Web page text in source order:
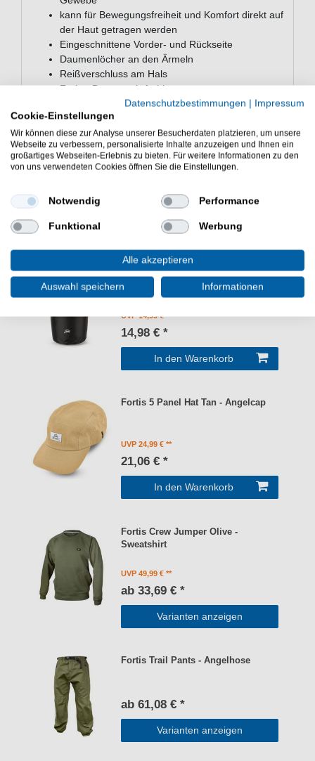
kann für Bewegungsfreiheit und Komfort direkt auf
der Haut getragen werden
Eingeschnittene Vorder- und Rückseite
Daumenlöcher an den Ärmeln
Reißverschluss am Hals
Farbe: Braun mehrfarbig
Material: 89% Polyester, 11% Elasthan
Das Fortis Elements Top Angelshirt ist neine gute Wahl
bei der Angelei auf Raubfische & Friedfische. Gute
Angelbekleidung für kalte Angeltage.
WEITERE INTERESSANTE ARTIKEL
Fortis Recce Dry Sack -
Angeltasche
UVP 14,99 €
14,98 € *
In den Warenkorb
Fortis 5 Panel Hat Tan - Angelcap
UVP 24,99 €
21,06 € *
In den Warenkorb
Fortis Crew Jumper Olive -
Sweatshirt
UVP 49,99 €
ab 33,69 € *
Varianten anzeigen
Fortis Trail Pants - Angelhose
ab 61,08 € *
Varianten anzeigen
Datenschutzbestimmungen | Impressum
Cookie-Einstellungen
Wir können diese zur Analyse unserer Besucherdaten platzieren, um unsere
Webseite zu verbessern, personalisierte Inhalte anzuzeigen und Ihnen ein
großartiges Webseiten-Erlebnis zu bieten. Für weitere Informationen zu den
von uns verwendeten Cookies öffnen Sie die Einstellungen.
Notwendig Performance
Funktional Werbung
Alle akzeptieren
Auswahl speichern Informationen